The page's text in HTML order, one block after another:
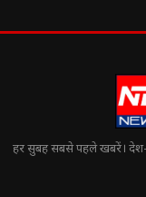
हर सुबह सबसे पहले खबरें। देश-